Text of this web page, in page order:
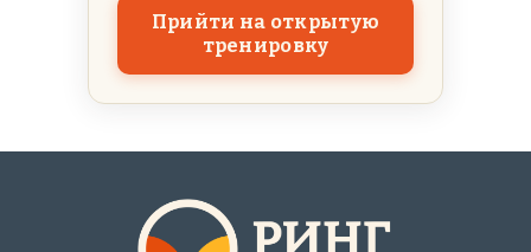
Прийти на открытую
тренировку